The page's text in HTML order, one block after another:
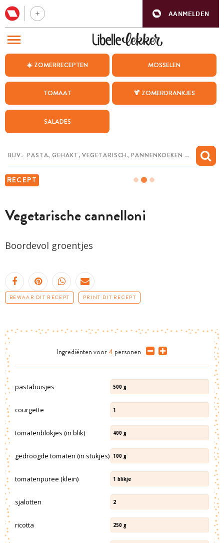
AANMELDEN
☀️ ZOMERRECEPTEN MOSSELEN
TOMAAT 🍹 ZOMERDRANKJES
SALADES
RECEPT
Vegetarische cannelloni
Boordevol groentjes
BEWAAR DIT RECEPT PRINT DIT RECEPT
Ingrediënten voor 4 personen
pastabuisjes 500 g
courgette 1
tomatenblokjes (in blik) 400 g
gedroogde tomaten (in stukjes) 100 g
tomatenpuree (klein) 1 blikje
sjalotten 2
ricotta 250 g
BEZOEK ONZE ANDERE WEBSITES
WEEKMENU
CHAT MET MAIA
MIJN BEWAARDE RECEPTEN